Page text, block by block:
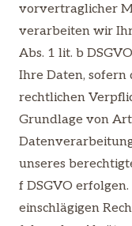
vorvertraglicher
verarbeiten wir
Abs. 1 lit. b
Ihre Daten,
rechtlichen
Grundlage von
unseres
f DSGVO
einschlägigen